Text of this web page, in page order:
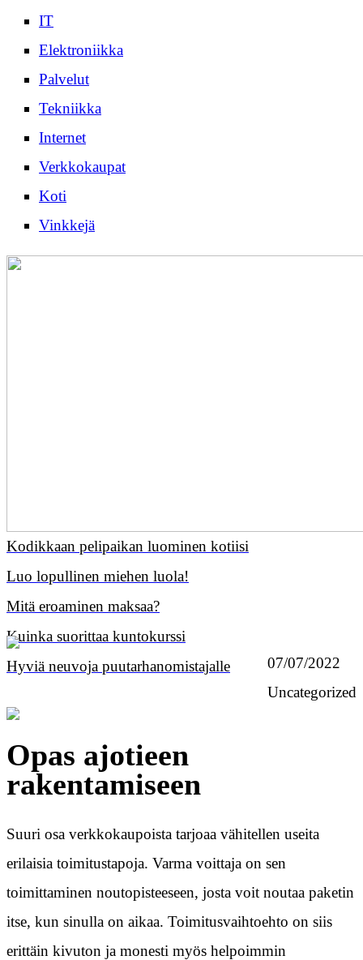
IT
Elektroniikka
Palvelut
Tekniikka
Internet
Verkkokaupat
Koti
Vinkkejä
Kodikkaan pelipaikan luominen kotiisi
Luo lopullinen miehen luola!
Mitä eroaminen maksaa?
Kuinka suorittaa kuntokurssi
Hyviä neuvoja puutarhanomistajalle
07/07/2022
Uncategorized
Opas ajotieen
rakentamiseen
Suuri osa verkkokaupoista tarjoaa vähitellen useita
erilaisia toimitustapoja. Varma voittaja on sen
toimittaminen noutopisteeseen, josta voit noutaa paketin
itse, kun sinulla on aikaa. Toimitusvaihtoehto on siis
erittäin kivuton ja monesti myös helpoimmin